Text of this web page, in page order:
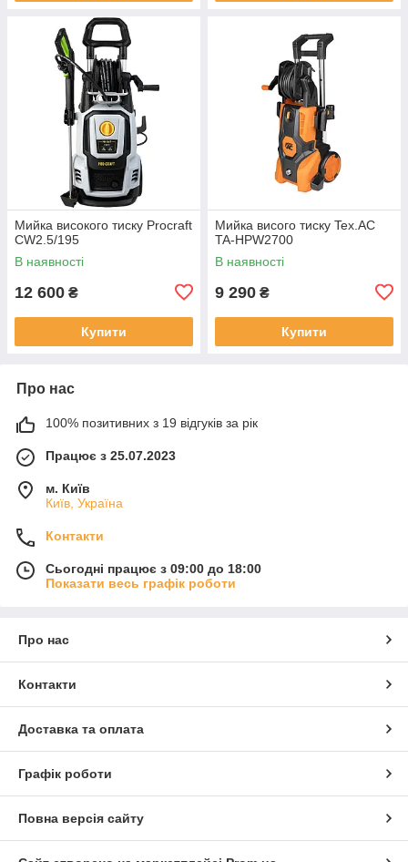
Мийка високого тиску Procraft
CW2.5/195
В наявності
12 600 ₴
Купити
Мийка висого тиску Tex.AC
TA-HPW2700
В наявності
9 290 ₴
Купити
Про нас
100% позитивних з 19 відгуків за рік
Працює з 25.07.2023
м. Київ
Київ, Україна
Контакти
Сьогодні працює з 09:00 до 18:00
Показати весь графік роботи
Про нас
Контакти
Доставка та оплата
Графік роботи
Повна версія сайту